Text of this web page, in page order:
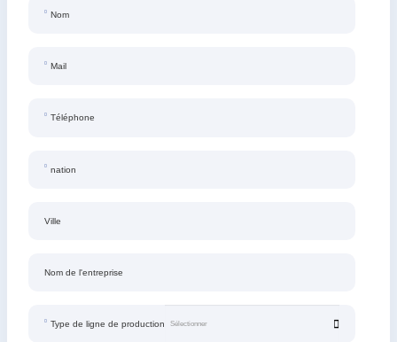
Nom
Mail
Téléphone
nation
Ville
Nom de l'entreprise
Type de ligne de production